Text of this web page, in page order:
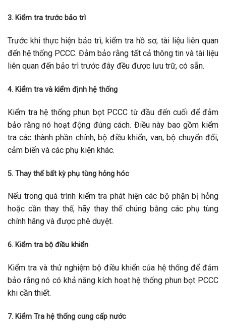
3. Kiểm tra trước bảo trì
Trước khi thực hiện bảo trì, kiểm tra hồ sơ, tài liệu liên quan
đến hệ thống PCCC. Đảm bảo rằng tất cả thông tin và tài liệu
liên quan đến bảo trì trước đây đều được lưu trữ, có sẵn.
4. Kiểm tra và kiểm định hệ thống
Kiểm tra hệ thống phun bọt PCCC từ đầu đến cuối để đảm
bảo rằng nó hoạt động đúng cách. Điều này bao gồm kiểm
tra các thành phần chính, bộ điều khiển, van, bộ chuyển đổi,
cảm biến và các phụ kiện khác.
5. Thay thế bất kỳ phụ tùng hỏng hóc
Nếu trong quá trình kiểm tra phát hiện các bộ phận bị hỏng
hoặc cần thay thế, hãy thay thế chúng bằng các phụ tùng
chính hãng và được phê duyệt.
6. Kiểm tra bộ điều khiển
Kiểm tra và thử nghiệm bộ điều khiển của hệ thống để đảm
bảo rằng nó có khả năng kích hoạt hệ thống phun bọt PCCC
khi cần thiết.
7. Kiểm Tra hệ thống cung cấp nước